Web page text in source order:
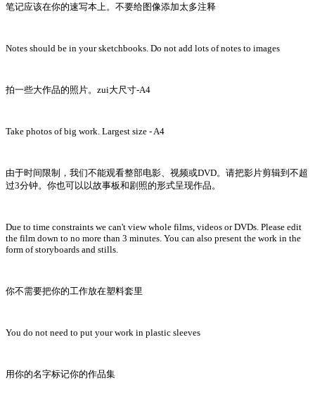
笔记应该在你的速写本上。不要给图像添加太多注释
Notes should be in your sketchbooks. Do not add lots of notes to images
拍一些大作品的照片。zui大尺寸-A4
Take photos of big work. Largest size - A4
由于时间限制，我们不能观看整部电影、视频或DVD。请把影片剪辑到不超
过3分钟。你也可以以故事板和剧照的形式呈现作品。
Due to time constraints we can't view whole films, videos or DVDs. Please edit
the film down to no more than 3 minutes. You can also present the work in the
form of storyboards and stills.
你不需要把你的工作放在塑料套里
You do not need to put your work in plastic sleeves
用你的名字标记你的作品集